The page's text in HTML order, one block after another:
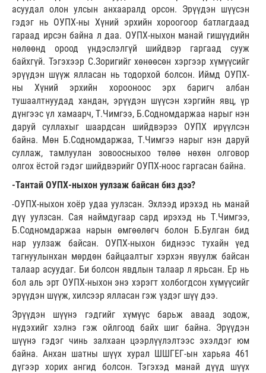
асуудал олон улсын анхааралд орсон. Эрүүдэн шүүсэн
гэдэг нь ОУПХ-ны Хүний эрхийн хороогоор батлагдаад
гараад ирсэн байна л даа. ОУПХ-ныхон манай гишүүдийн
нөлөөнд ороод үндэслэлгүй шийдвэр гаргаад сууж
байхгүй. Тэгэхээр С.Зоригийг хөнөөсөн хэргээр хүмүүсийг
эрүүдэн шүүж ялласан нь тодорхой болсон. Иймд ОУПХ-
ны Хүний эрхийн хорооноос эрх баригч албан
тушаалтнуудад хандан, эрүүдэн шүүсэн хэргийн явц, үр
дүнгээс үл хамаарч, Т.Чимгээ, Б.Содномдаржаа нарыг нэн
даруй суллахыг шаардсан шийдвэрээ ОУПХ ирүүлсэн
байна. Мөн Б.Содномдаржаа, Т.Чимгээ нарыг нэн даруй
суллаж, тамлуулан зовоосныхоо төлөө нөхөн олговор
олгох ёстой гэдэг шийдвэрийг ОУПХ-ноос гаргасан байна.
-Тантай ОУПХ-ныхон уулзаж байсан биз дээ?
-ОУПХ-ныхон хоёр удаа уулзсан. Эхлээд ирэхэд нь манай
дүү уулзсан. Сая наймдугаар сард ирэхэд нь Т.Чимгээ,
Б.Содномдаржаа нарын өмгөөлөгч болон Б.Булган бид
нар уулзаж байсан. ОУПХ-ныхон биднээс тухайн үед
тагнуулынхан мөрдөн байцаалтыг хэрхэн явуулж байсан
талаар асуудаг. Би болсон явдлын талаар л ярьсан. Ер нь
бол аль эрт ОУПХ-ныхон энэ хэрэгт холбогдсон хүмүүсийг
эрүүдэн шүүж, хилсээр ялласан гэж үздэг шүү дээ.
Эрүүдэн шүүнэ гэдгийг хүмүүс барьж аваад зодож,
нүдэхийг хэлнэ гэж ойлгоод байх шиг байна. Эрүүдэн
шүүнэ гэдэг чинь залхаан цээрлүүлэлтээс эхэлдэг юм
байна. Анхан шатны шүүх хурал ШШГЕГ-ын харьяа 461
дүгээр хорих ангид болсон. Тэгэхэд манай дүүд шүүх